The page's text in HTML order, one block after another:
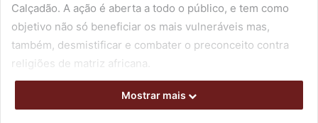
Calçadão. A ação é aberta a todo o público, e tem como
objetivo não só beneficiar os mais vulneráveis mas,
também, desmistificar e combater o preconceito contra
religiões de matriz africana.
De acordo com o presidente do GDI de Londrina, Daniel
Mostrar mais